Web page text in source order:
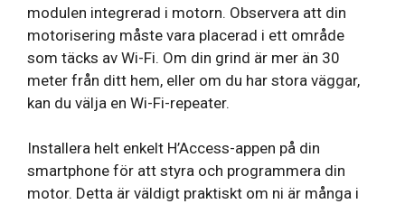
modulen integrerad i motorn. Observera att din
motorisering måste vara placerad i ett område
som täcks av Wi-Fi. Om din grind är mer än 30
meter från ditt hem, eller om du har stora väggar,
kan du välja en Wi-Fi-repeater.
Installera helt enkelt H’Access-appen på din
smartphone för att styra och programmera din
motor. Detta är väldigt praktiskt om ni är många i